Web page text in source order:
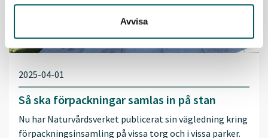
Avvisa
2025-04-01
Så ska förpackningar samlas in på stan
Nu har Naturvårdsverket publicerat sin vägledning kring
förpackningsinsamling på vissa torg och i vissa parker.